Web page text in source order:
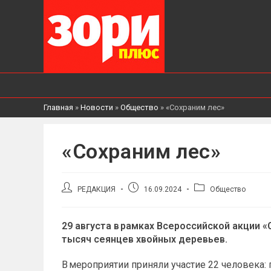
Главная » Новости » Общество » «Сохраним лес»
«Сохраним лес»
АвторРЕДАКЦИЯ
Запись16.09.2024
РубрикаОбщество
29 августа в рамках Всероссийской
тысяч сеянцев хвойных деревьев.
В мероприятии приняли участие 22